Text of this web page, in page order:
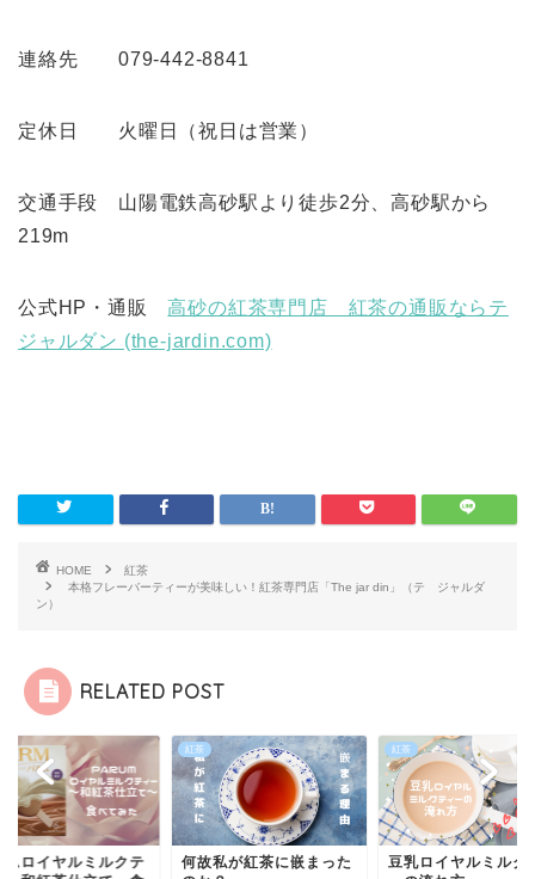
連絡先 079-442-8841
定休日 火曜日（祝日は営業）
交通手段 山陽電鉄高砂駅より徒歩2分、高砂駅から
219m
公式HP・通販高砂の紅茶専門店 紅茶の通販ならテ
ジャルダン (the-jardin.com)
HOME
紅茶
本格フレーバーティーが美味しい！紅茶専門店「The jar din」（テ ジャルダ
ン）
RELATED POST
クテ
紅茶
何故私が紅茶に嵌まった
紅茶
豆乳ロイヤルミルクティ
紅茶
パル